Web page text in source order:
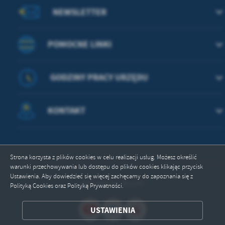
Strona korzysta z plików cookies w celu realizacji usług. Możesz określić
warunki przechowywania lub dostępu do plików cookies klikając przycisk
Ustawienia. Aby dowiedzieć się więcej zachęcamy do zapoznania się z
Polityką Cookies oraz Polityką Prywatności.
USTAWIENIA
społecznościowych.
ZAPISZ WYBRANE
POMOCNE LINKI
NEWSLETTER
GODZINY PRACY URZĘDU
KONTAKT
Odwiedzin: 362247